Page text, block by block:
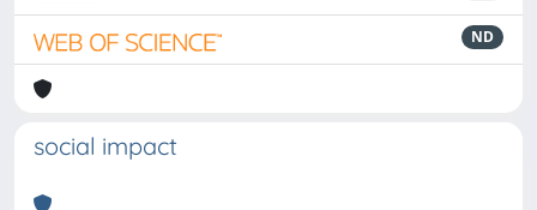
ND
social impact